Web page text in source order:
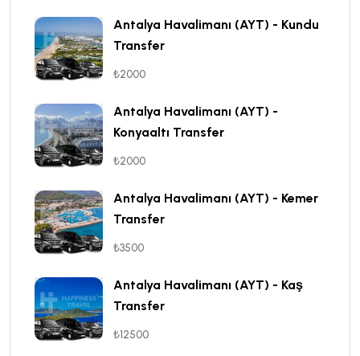
Antalya Havalimanı (AYT) - Kundu
Transfer
₺2000
Antalya Havalimanı (AYT) -
Konyaaltı Transfer
₺2000
Antalya Havalimanı (AYT) - Kemer
Transfer
₺3500
Antalya Havalimanı (AYT) - Kaş
Transfer
₺12500